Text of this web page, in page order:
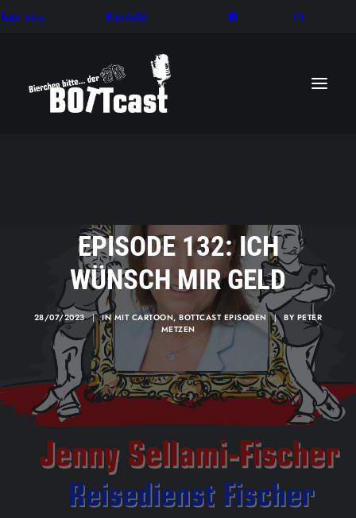
uns Kontakt
EPISODE 132: ICH
WÜNSCH MIR GELD
28/07/2023 | IN MIT CARTOON,BOTTCAST EPISODEN | BY PETER
METZEN